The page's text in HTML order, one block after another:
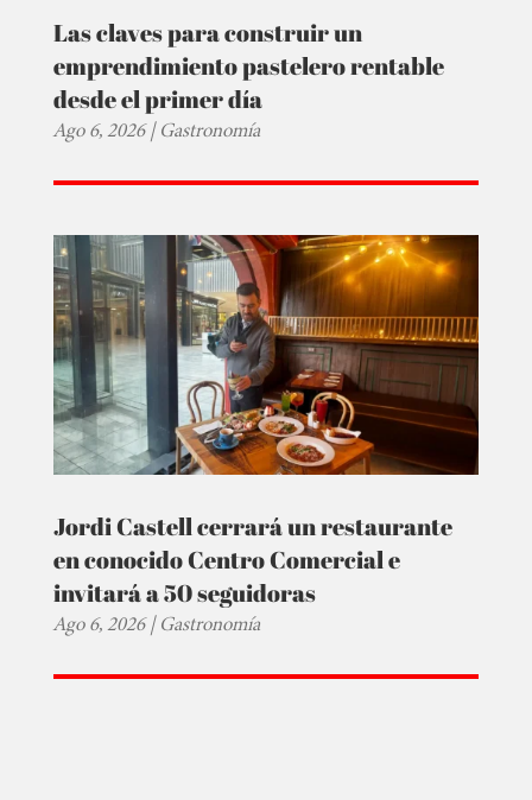
Las claves para construir un
emprendimiento pastelero rentable
desde el primer día
Ago 6, 2026|Gastronomía
Jordi Castell cerrará un restaurante
en conocido Centro Comercial e
invitará a 50 seguidoras
Ago 6, 2026|Gastronomía